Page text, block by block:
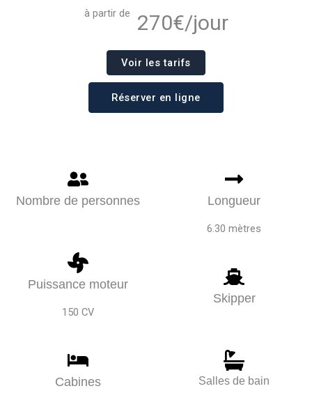
Réserver en ligne
à partir de 270€/jour
Voir les tarifs
Nombre de personnes Longueur
6.30 mètres
Puissance moteur
150 CV
Skipper
Cabines Salles de bain